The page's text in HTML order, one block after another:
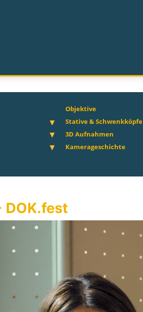
Objektive
Stative & Schwenkköpfe
3D Aufnahmen
Kamerageschichte
DOK.fest